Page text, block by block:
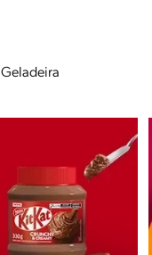
Geladeira